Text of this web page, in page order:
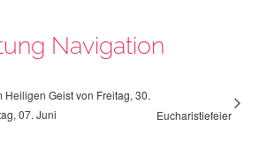
Navigation
Heiligen Geist von Freitag, 30.
07. Juni
Eucharistiefeier